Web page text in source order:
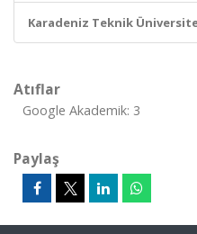
Karadeniz Teknik
Atıflar
Google Akademik: 3
Paylaş